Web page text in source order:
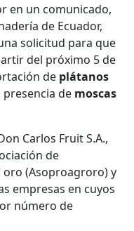
en un comunicado,
de Ecuador,
solicitud para que
del próximo 5 de
de plátanos
de moscas
Carlos Fruit S.A.,
de
oro (Asoproagroro) y
empresas en cuyos
número de